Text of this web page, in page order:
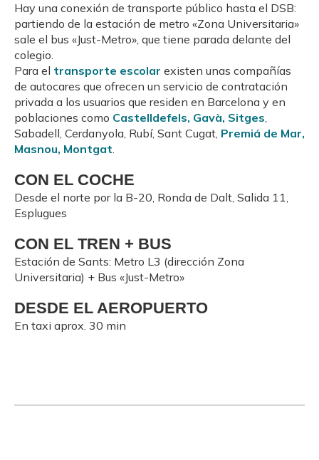
Hay una conexión de transporte público hasta el DSB:
partiendo de la estación de metro «Zona Universitaria»
sale el bus «Just-Metro», que tiene parada delante del
colegio.
Para el transporte escolar existen unas compañías
de autocares que ofrecen un servicio de contratación
privada a los usuarios que residen en Barcelona y en
poblaciones como Castelldefels, Gavà, Sitges,
Sabadell, Cerdanyola, Rubí, Sant Cugat, Premiá de Mar,
Masnou, Montgat.
CON EL COCHE
Desde el norte por la B-20, Ronda de Dalt, Salida 11,
Esplugues
CON EL TREN + BUS
Estación de Sants: Metro L3 (dirección Zona
Universitaria) + Bus «Just-Metro»
DESDE EL AEROPUERTO
En taxi aprox. 30 min